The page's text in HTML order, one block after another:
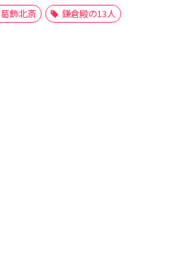
葛飾北斎 鎌倉殿の13人